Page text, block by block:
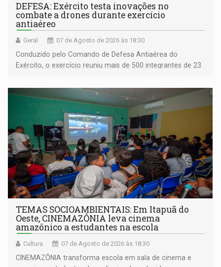
DEFESA: Exército testa inovações no
combate a drones durante exercício
antiaéreo
Geral 07 de Agosto de 2026 às 18:30
Conduzido pelo Comando de Defesa Antiaérea do
Exército, o exercício reuniu mais de 500 integrantes de 23
TEMAS SOCIOAMBIENTAIS: Em Itapuã do
Oeste, CINEMAZÔNIA leva cinema
amazônico a estudantes na escola
Cultura 07 de Agosto de 2026 às 18:30
CINEMAZÔNIA transforma escola em sala de cinema e